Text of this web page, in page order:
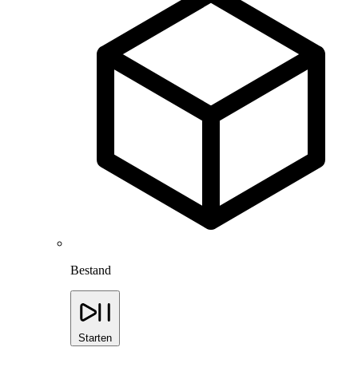
Bestand
Starten